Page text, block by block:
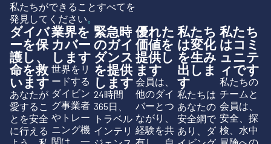
私たちができることすべてを
発見してください。
ダイバ
ーを保
護し、
命を救
います
あなたが
愛するこ
とを安全
に行える
業界を
カバー
します
世界をリ
ードする
ダイビン
グ事業者
やトレー
ニング機
関は、一
緊急時
のガイ
ダンス
を提供
します
24時間
365日、
トラベル
インテリ
優れた
価値を
提供し
ます
会員は、
他のダイ
バーとつ
ながり、
経験を共
私たち
は変化
を生み
出しま
す
私たちは
あなたの
安全網で
あり、ダ
私たち
はコミ
ュニテ
ィです
私たちの
チームと
会員は、
安全、探
検、水中